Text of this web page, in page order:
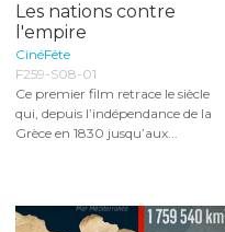
Les nations contre
l'empire
CinéFête
F259-S08-01
Ce premier film retrace le siècle
qui, depuis l’indépendance de la
Grèce en 1830 jusqu’aux...